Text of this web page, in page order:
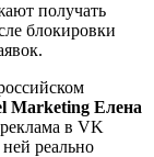
получать
блокировки
Marketing Елена
в VK
реально